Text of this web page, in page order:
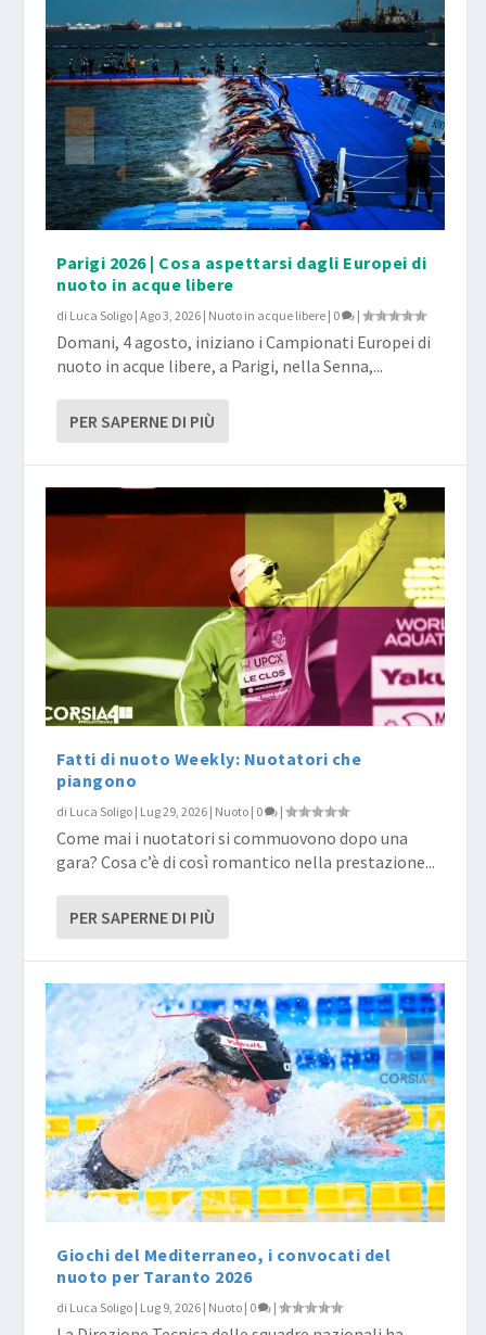
Parigi 2026 | Cosa aspettarsi dagli Europei di
nuoto in acque libere
di Luca Soligo |Ago 3, 2026 | Nuoto in acque libere | 0 |
Domani, 4 agosto, iniziano i Campionati Europei di
nuoto in acque libere, a Parigi, nella Senna,...
PER SAPERNE DI PIÙ
Fatti di nuoto Weekly: Nuotatori che
piangono
di Luca Soligo | Lug 29, 2026 | Nuoto | 0 |
Come mai i nuotatori si commuovono dopo una
gara? Cosa c’è di così romantico nella prestazione...
PER SAPERNE DI PIÙ
Giochi del Mediterraneo, i convocati del
nuoto per Taranto 2026
di Luca Soligo | Lug 9, 2026 | Nuoto | 0 |